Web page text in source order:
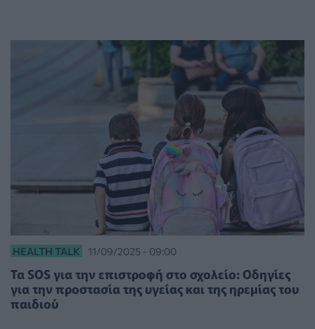
HEALTH TALK 11/09/2025 - 09:00
Τα SOS για την επιστροφή στο σχολείο: Οδηγίες
για την προστασία της υγείας και της ηρεμίας του
παιδιού